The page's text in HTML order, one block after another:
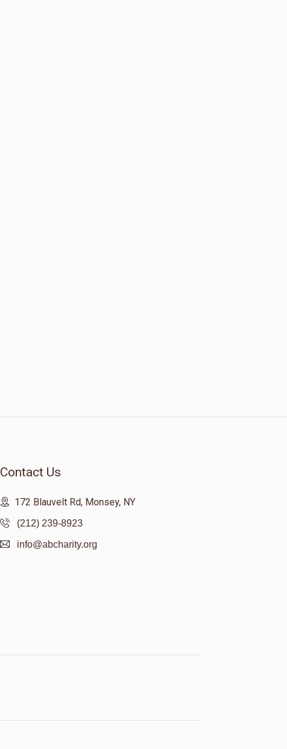
Contact Us
172 Blauvelt Rd, Monsey, NY
(212) 239-8923
info@abcharity.org